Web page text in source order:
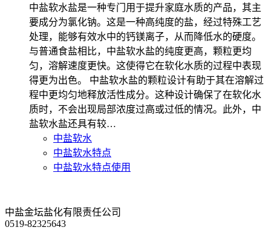
中盐软水盐是一种专门用于提升家庭水质的产品，其主
要成分为氯化钠。这是一种高纯度的盐，经过特殊工艺
处理，能够有效水中的钙镁离子，从而降低水的硬度。
与普通食盐相比，中盐软水盐的纯度更高，颗粒更均
匀，溶解速度更快。这使得它在软化水质的过程中表现
得更为出色。 中盐软水盐的颗粒设计有助于其在溶解过
程中更均匀地释放活性成分。这种设计确保了在软化水
质时，不会出现局部浓度过高或过低的情况。此外，中
盐软水盐还具有较…
中盐软水
中盐软水特点
中盐软水特点使用
中盐金坛盐化有限责任公司
0519-82325643